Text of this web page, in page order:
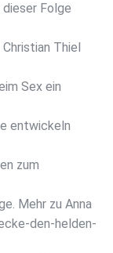
Folge
Thiel
Sex ein
entwickeln
zum
Mehr zu Anna
den-helden-